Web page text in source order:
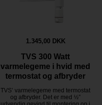
1.345,00 DKK
TVS 300 Watt
varmelegeme i hvid med
termostat og afbryder
TVS’ varmelegeme med termostat
og afbryder. Det er med ½”